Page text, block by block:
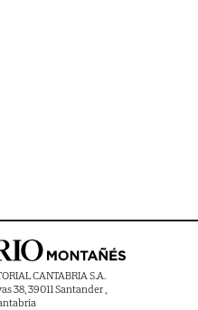
CANTABRIA S.A.
38, 39011 Santander ,